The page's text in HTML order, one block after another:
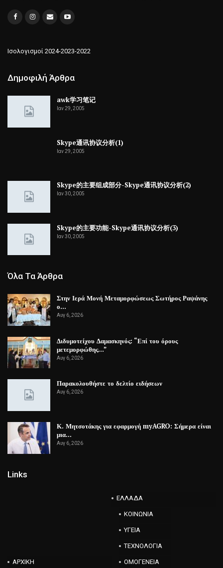
Ισολογισμοί 2024-2023-2022
Δημοφιλή Άρθρα
awk学习笔记
Ιαν 29, 2005
Skype通讯协议分析(1)
Ιαν 29, 2005
Skype的主要组成部分-Skype通讯协议分析(2)
Ιαν 30, 2005
Skype的主要功能-Skype通讯协议分析(3)
Ιαν 30, 2005
Όλα Τα Άρθρα
Στην Ιερά Μονή Μεταμορφώσεως Σωτήρος Ραψάνης
ο…
Αυγ 6, 2026
Διδυμοτείχου Δαμασκηνός: “Επί του όρους
μετεμορφώθης…”
Αυγ 6, 2026
Παρακολουθήστε το δελτίο ειδήσεων
Αυγ 6, 2026
Κ. Μητσοτάκης για εφαρμογή myAGRO: Σήμερα είναι
μια…
Αυγ 6, 2026
Links
ΑΡΧΙΚΗ
ΕΛΛΑΔΑ
ΚΟΙΝΩΝΙΑ
ΥΓΕΙΑ
ΤΕΧΝΟΛΟΓΙΑ
ΟΜΟΓΕΝΕΙΑ